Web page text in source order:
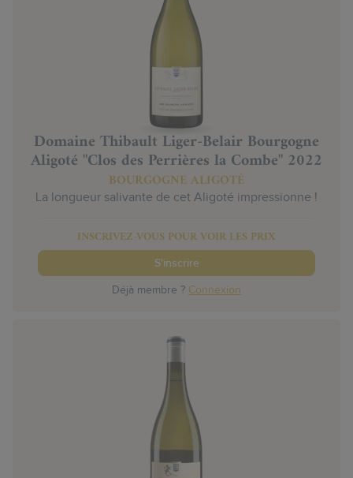
Domaine Thibault Liger-Belair Bourgogne
Aligoté "Clos des Perrières la Combe" 2022
BOURGOGNE ALIGOTÉ
La longueur salivante de cet Aligoté impressionne !
INSCRIVEZ-VOUS POUR VOIR LES PRIX
S'inscrire
Déjà membre ? Connexion